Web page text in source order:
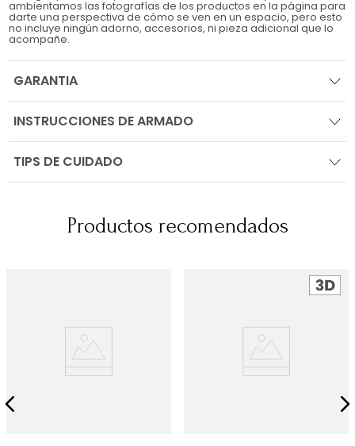
ambientamos las fotografías de los productos en la página para
darte una perspectiva de cómo se ven en un espacio, pero esto
no incluye ningún adorno, accesorios, ni pieza adicional que lo
acompañe.
GARANTIA
INSTRUCCIONES DE ARMADO
TIPS DE CUIDADO
Productos recomendados